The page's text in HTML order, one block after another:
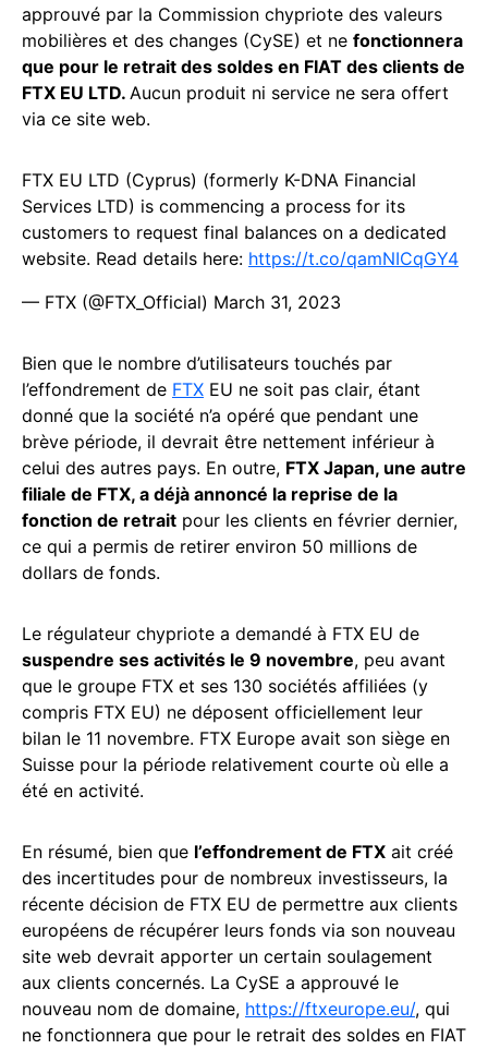
approuvé par la Commission chypriote des valeurs
mobilières et des changes (CySE) et ne fonctionnera
que pour le retrait des soldes en FIAT des clients de
FTX EU LTD. Aucun produit ni service ne sera offert
via ce site web.
FTX EU LTD (Cyprus) (formerly K-DNA Financial
Services LTD) is commencing a process for its
customers to request final balances on a dedicated
website. Read details here: https://t.co/qamNICqGY4
— FTX (@FTX_Official) March 31, 2023
Bien que le nombre d’utilisateurs touchés par
l’effondrement de FTX EU ne soit pas clair, étant
donné que la société n’a opéré que pendant une
brève période, il devrait être nettement inférieur à
celui des autres pays. En outre, FTX Japan, une autre
filiale de FTX, a déjà annoncé la reprise de la
fonction de retrait pour les clients en février dernier,
ce qui a permis de retirer environ 50 millions de
dollars de fonds.
Le régulateur chypriote a demandé à FTX EU de
suspendre ses activités le 9 novembre, peu avant
que le groupe FTX et ses 130 sociétés affiliées (y
compris FTX EU) ne déposent officiellement leur
bilan le 11 novembre. FTX Europe avait son siège en
Suisse pour la période relativement courte où elle a
été en activité.
En résumé, bien que l’effondrement de FTX ait créé
des incertitudes pour de nombreux investisseurs, la
récente décision de FTX EU de permettre aux clients
européens de récupérer leurs fonds via son nouveau
site web devrait apporter un certain soulagement
aux clients concernés. La CySE a approuvé le
nouveau nom de domaine, https://ftxeurope.eu/, qui
ne fonctionnera que pour le retrait des soldes en FIAT